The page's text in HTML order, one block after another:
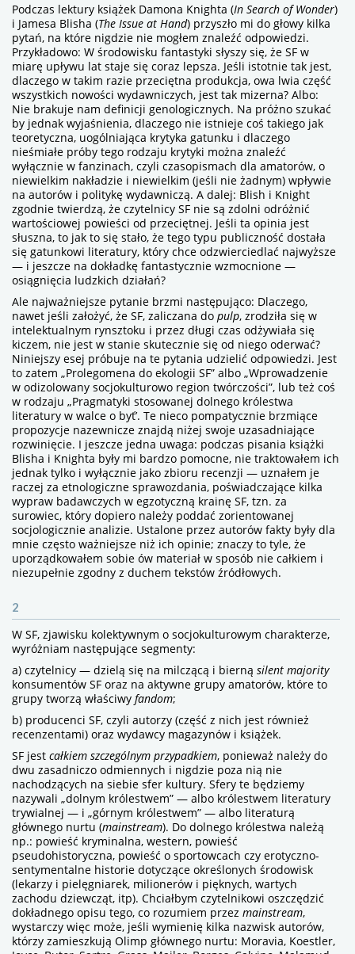
Podczas lektury książek Damona Knighta (In Search of Wonder)
i Jamesa Blisha (The Issue at Hand) przyszło mi do głowy kilka
pytań, na które nigdzie nie mogłem znaleźć odpowiedzi.
Przykładowo: W środowisku fantastyki słyszy się, że SF w
miarę upływu lat staje się coraz lepsza. Jeśli istotnie tak jest,
dlaczego w takim razie przeciętna produkcja, owa lwia część
wszystkich nowości wydawniczych, jest tak mizerna? Albo:
Nie brakuje nam definicji genologicznych. Na próżno szukać
by jednak wyjaśnienia, dlaczego nie istnieje coś takiego jak
teoretyczna, uogólniająca krytyka gatunku i dlaczego
nieśmiałe próby tego rodzaju krytyki można znaleźć
wyłącznie w fanzinach, czyli czasopismach dla amatorów, o
niewielkim nakładzie i niewielkim (jeśli nie żadnym) wpływie
na autorów i politykę wydawniczą. A dalej: Blish i Knight
zgodnie twierdzą, że czytelnicy SF nie są zdolni odróżnić
wartościowej powieści od przeciętnej. Jeśli ta opinia jest
słuszna, to jak to się stało, że tego typu publiczność dostała
się gatunkowi literatury, który chce odzwierciedlać najwyższe
— i jeszcze na dokładkę fantastycznie wzmocnione —
osiągnięcia ludzkich działań?
Ale najważniejsze pytanie brzmi następująco: Dlaczego,
nawet jeśli założyć, że SF, zaliczana do pulp, zrodziła się w
intelektualnym rynsztoku i przez długi czas odżywiała się
kiczem, nie jest w stanie skutecznie się od niego oderwać?
Niniejszy esej próbuje na te pytania udzielić odpowiedzi. Jest
to zatem „Prolegomena do ekologii SF” albo „Wprowadzenie
w odizolowany socjokulturowo region twórczości”, lub też coś
w rodzaju „Pragmatyki stosowanej dolnego królestwa
literatury w walce o byť’. Te nieco pompatycznie brzmiące
propozycje nazewnicze znajdą niżej swoje uzasadniające
rozwinięcie. I jeszcze jedna uwaga: podczas pisania książki
Blisha i Knighta były mi bardzo pomocne, nie traktowałem ich
jednak tylko i wyłącznie jako zbioru recenzji — uznałem je
raczej za etnologiczne sprawozdania, poświadczające kilka
wypraw badawczych w egzotyczną krainę SF, tzn. za
surowiec, który dopiero należy poddać zorientowanej
socjologicznie analizie. Ustalone przez autorów fakty były dla
mnie często ważniejsze niż ich opinie; znaczy to tyle, że
uporządkowałem sobie ów materiał w sposób nie całkiem i
niezupełnie zgodny z duchem tekstów źródłowych.
2
W SF, zjawisku kolektywnym o socjokulturowym charakterze,
wyróżniam następujące segmenty:
a) czytelnicy — dzielą się na milczącą i bierną silent majority
konsumentów SF oraz na aktywne grupy amatorów, które to
grupy tworzą właściwy fandom;
b) producenci SF, czyli autorzy (część z nich jest również
recenzentami) oraz wydawcy magazynów i książek.
SF jest całkiem szczególnym przypadkiem, ponieważ należy do
dwu zasadniczo odmiennych i nigdzie poza nią nie
nachodzących na siebie sfer kultury. Sfery te będziemy
nazywali „dolnym królestwem” — albo królestwem literatury
trywialnej — i „górnym królestwem” — albo literaturą
głównego nurtu (mainstream). Do dolnego królestwa należą
np.: powieść kryminalna, western, powieść
pseudohistoryczna, powieść o sportowcach czy erotyczno-
sentymentalne historie dotyczące określonych środowisk
(lekarzy i pielęgniarek, milionerów i pięknych, wartych
zachodu dziewcząt, itp). Chciałbym czytelnikowi oszczędzić
dokładnego opisu tego, co rozumiem przez mainstream,
wystarczy więc może, jeśli wymienię kilka nazwisk autorów,
którzy zamieszkują Olimp głównego nurtu: Moravia, Koestler,